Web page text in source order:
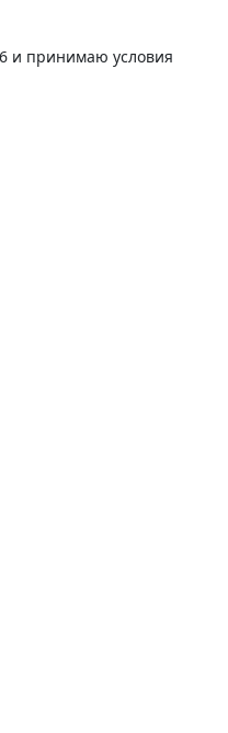
и принимаю условия